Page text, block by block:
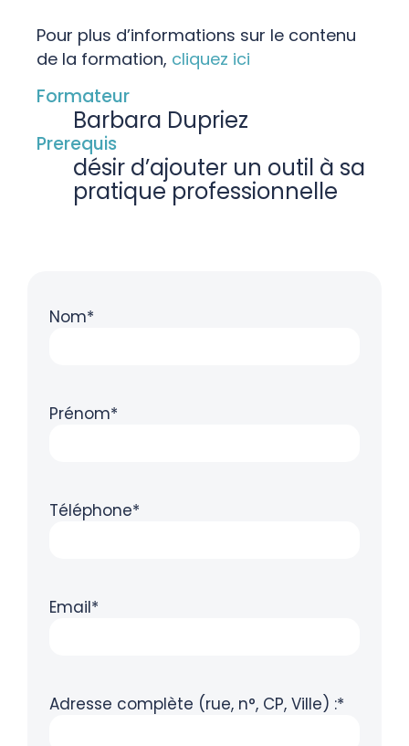
Pour plus d’informations sur le contenu
de la formation, cliquez ici
Formateur
Barbara Dupriez
Prerequis
désir d’ajouter un outil à sa
pratique professionnelle
Nom*
Prénom*
Téléphone*
Email*
Adresse complète (rue, n°, CP, Ville) :*